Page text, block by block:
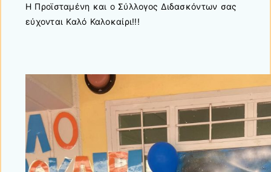
Η Προϊσταμένη και ο Σύλλογος Διδασκόντων σας
εύχονται Καλό Καλοκαίρι!!!